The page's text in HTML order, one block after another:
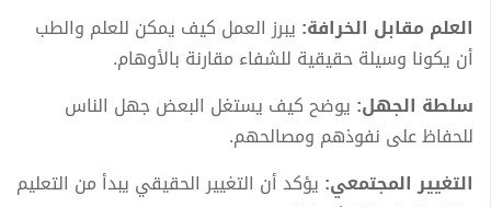
العلم مقابل الخرافة: يبرز العمل كيف يمكن للعلم والطب
أن يكونا وسيلة حقيقية للشفاء مقارنة بالأوهام.
سلطة الجهل: يوضح كيف يستغل البعض جهل الناس
للحفاظ على نفوذهم ومصالحهم.
التغيير المجتمعي: يؤكد أن التغيير الحقيقي يبدأ من التعليم